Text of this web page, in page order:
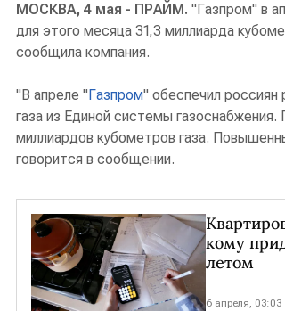
МОСКВА, 4 мая - ПРАЙМ. "Газпром" в
для этого месяца 31,3 миллиарда
сообщила компания.
"В апреле "Газпром" обеспечил
газа из Единой системы
миллиардов кубометров газа.
говорится в сообщении.
кому
летом
6 апреля, 03:03